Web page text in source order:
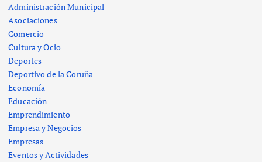
Administración Municipal
Asociaciones
Comercio
Cultura y Ocio
Deportes
Deportivo de la Coruña
Economía
Educación
Emprendimiento
Empresa y Negocios
Empresas
Eventos y Actividades